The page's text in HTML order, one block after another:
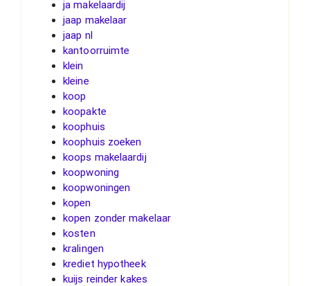
ja makelaardij
jaap makelaar
jaap nl
kantoorruimte
klein
kleine
koop
koopakte
koophuis
koophuis zoeken
koops makelaardij
koopwoning
koopwoningen
kopen
kopen zonder makelaar
kosten
kralingen
krediet hypotheek
kuijs reinder kakes